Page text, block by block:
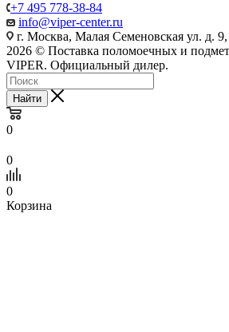
+7 495 778-38-84
info@viper-center.ru
г. Москва, Малая Семеновская ул. д. 9,
2026 © Поставка поломоечных и
VIPER. Официальный дилер.
Найти
0
0
0
Корзина